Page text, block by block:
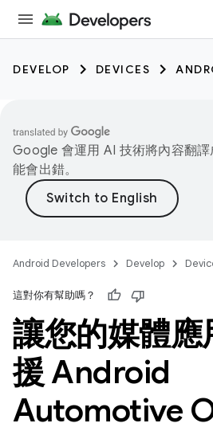
DEVELOP DEVICES
Google 會運用 AI 技術將內容翻
能會出錯。
Android Developers Develop
這對你有幫助嗎？
讓您的媒體應
援 Android
Automotive